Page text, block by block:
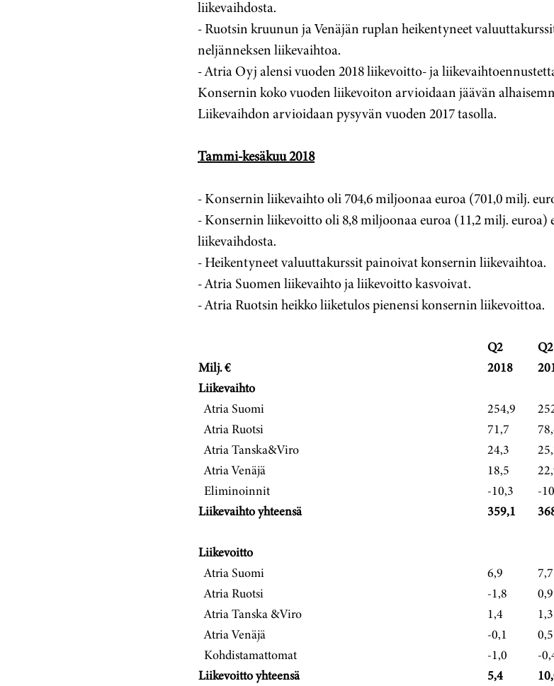
liikevaihdosta.
- Ruotsin kruunun ja Venäjän ruplan heikentyneet
neljänneksen liikevaihtoa.
- Atria Oyj alensi vuoden 2018 liikevoitto- ja
Konsernin koko vuoden liikevoiton arvioidaan jäävän
Liikevaihdon arvioidaan pysyvän vuoden 2017 tasolla.
Tammi-kesäkuu 2018
- Konsernin liikevaihto oli 704,6 miljoonaa euroa (701,0 milj.
- Konsernin liikevoitto oli 8,8 miljoonaa euroa (11,2 milj. euroa)
liikevaihdosta.
- Heikentyneet valuuttakurssit painoivat konsernin liikevaihtoa.
- Atria Suomen liikevaihto ja liikevoitto kasvoivat.
- Atria Ruotsin heikko liiketulos pienensi konsernin liikevoittoa.
Q2 Q2
Milj. €
2018
Liikevaihto
Atria Suomi
254,9
Atria Ruotsi
71,7
Atria Tanska&Viro
24,3
Atria Venäjä
18,5
Eliminoinnit
-10,3 -
Liikevaihto yhteensä
359,1
Liikevoitto
Atria Suomi
6,9 7,7
Atria Ruotsi
-1,8 0,9
Atria Tanska &Viro
1,4 1,3
Atria Venäjä
-0,1 0,5
Kohdistamattomat
-1,0 -
Liikevoitto yhteensä
5,4